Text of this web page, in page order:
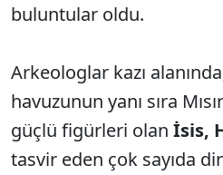
buluntular oldu.
Arkeologlar kazı
havuzunun yanı sıra
güçlü figürleri olan İsis,
tasvir eden çok sayıda